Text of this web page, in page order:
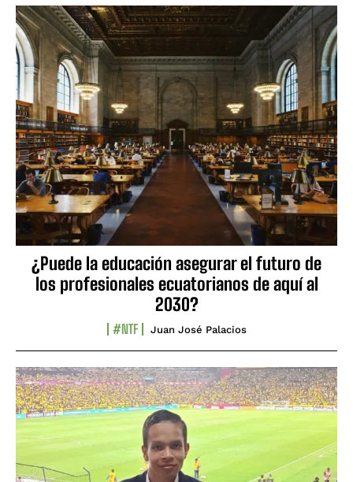
¿Puede la educación asegurar el futuro de
los profesionales ecuatorianos de aquí al
2030?
#NTF Juan José Palacios